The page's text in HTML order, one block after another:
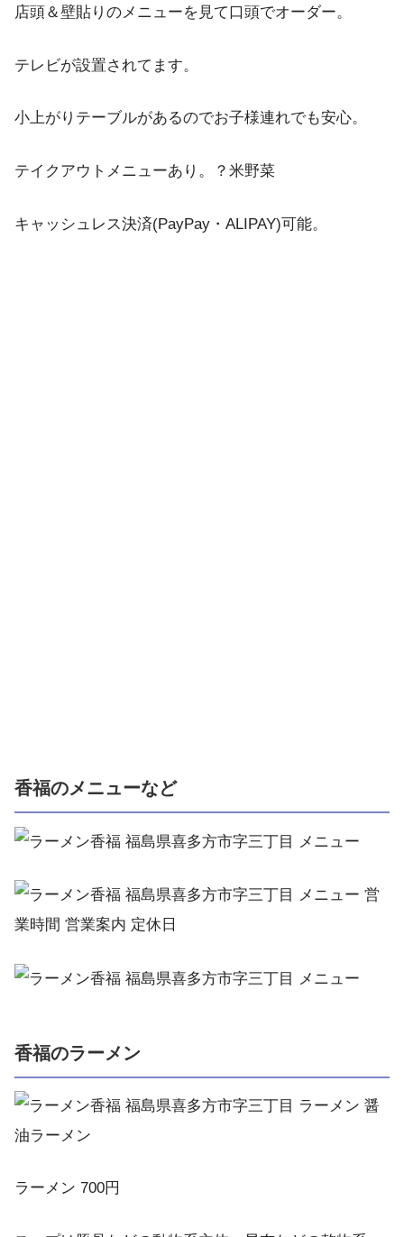
店頭＆壁貼りのメニューを見て口頭でオーダー。
テレビが設置されてます。
小上がりテーブルがあるのでお子様連れでも安心。
テイクアウトメニューあり。？米野菜
キャッシュレス決済(PayPay・ALIPAY)可能。
香福のメニューなど
香福のラーメン
ラーメン 700円